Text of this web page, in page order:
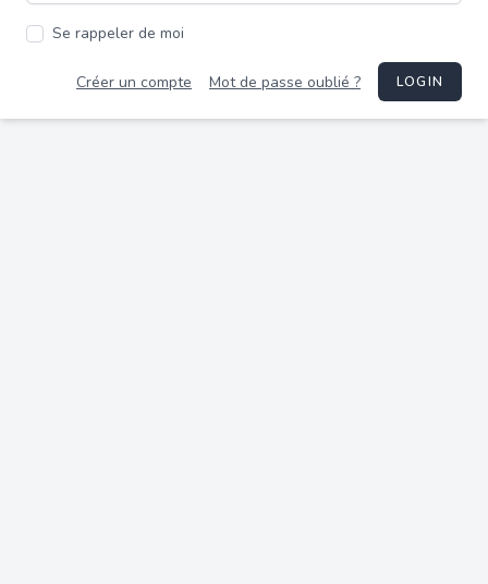
Se rappeler de moi
Créer un compte Mot de passe oublié ? LOGIN